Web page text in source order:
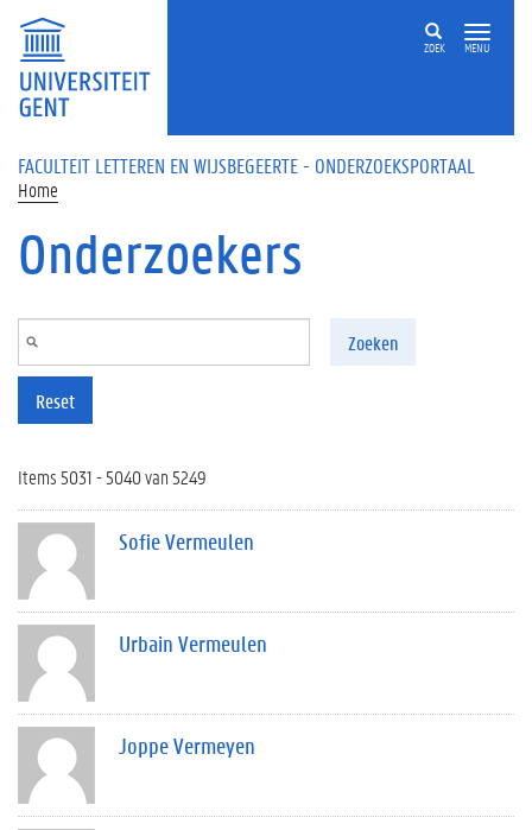
Overslaan en naar de inhoud gaan
ZOEK MENU
FACULTEIT LETTEREN EN WIJSBEGEERTE - ONDERZOEKSPORTAAL
Home
Onderzoekers
Zoeken
Reset
Items 5031 - 5040 van 5249
Sofie Vermeulen
Urbain Vermeulen
Joppe Vermeyen